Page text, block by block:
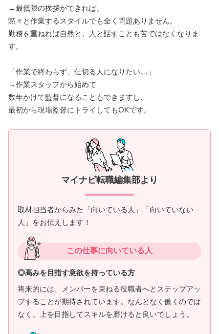
→最低限の挨拶ができれば、
黙々と作業するスタイルでも全く問題ありません。
勤務を重ねれば自然と、人と話すことも苦ではなくなりま
す。
「作業で終わらず、仕切る人になりたい…」
→作業スタッフから始めて
数年かけて監督になることもできますし、
最初から現場監督にトライしてもOKです。
マイナビ転職編集部より
取材担当者からみた「向いている人」「向いていない
人」をお伝えします！
この仕事に向いている人
◎高みを目指す意欲を持っている方
将来的には、メンバーを束ねる役職者へとステップアッ
プすることが期待されています。なんとなく働くのでは
なく、上を目指してスキルを磨けると良いでしょう。